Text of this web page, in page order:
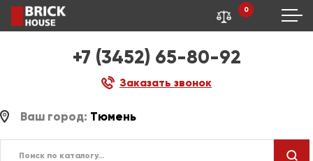
+7 (3452) 65-80-92
Заказать звонок
0
Ваш город: Тюмень